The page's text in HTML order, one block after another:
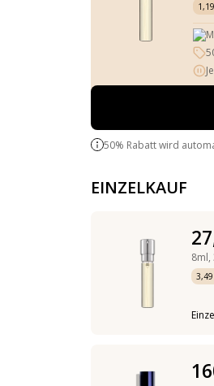
50% Rabatt wird
EINZELKAUF
8ml,